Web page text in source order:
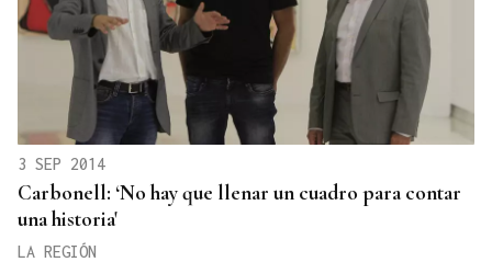
3 SEP 2014
Carbonell: ‘No hay que llenar un cuadro para contar
una historia'
LA REGIÓN